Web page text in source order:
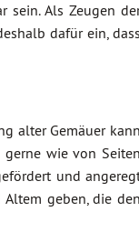
sein. Als Zeugen
dafür ein, dass
alter Gemäuer kann
wie von Seiten
und
geben, die den